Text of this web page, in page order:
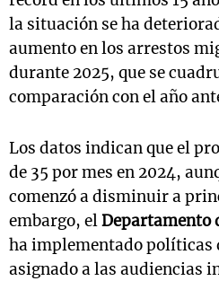
la situación se ha
aumento en los arrestos
durante 2025, que se
comparación con el año
Los datos indican que el
de 35 por mes en 2024,
comenzó a disminuir a
embargo, elDepartamento
ha implementado
asignado a las audiencias